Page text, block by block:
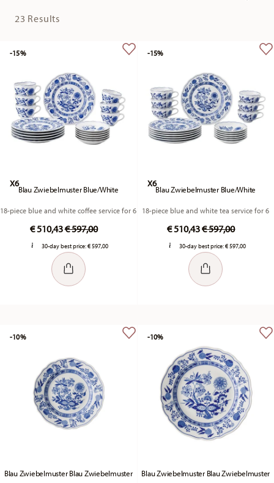
23 Results
X6
Blau Zwiebelmuster Blue/White
18-piece blue and white coffee service for 6
€ 510,43Price reduced from
€ 597,00to
30-day best price:€ 597,00
-15%
X6
Blau Zwiebelmuster Blue/White
18-piece blue and white tea service for 6
€ 510,43Price reduced
€ 597,00to
30-day best price:€ 597,00
-15%
Blau Zwiebelmuster Blau Zwiebelmuster
-10%
Blau Zwiebelmuster Blau Zwiebelmuster
-10%